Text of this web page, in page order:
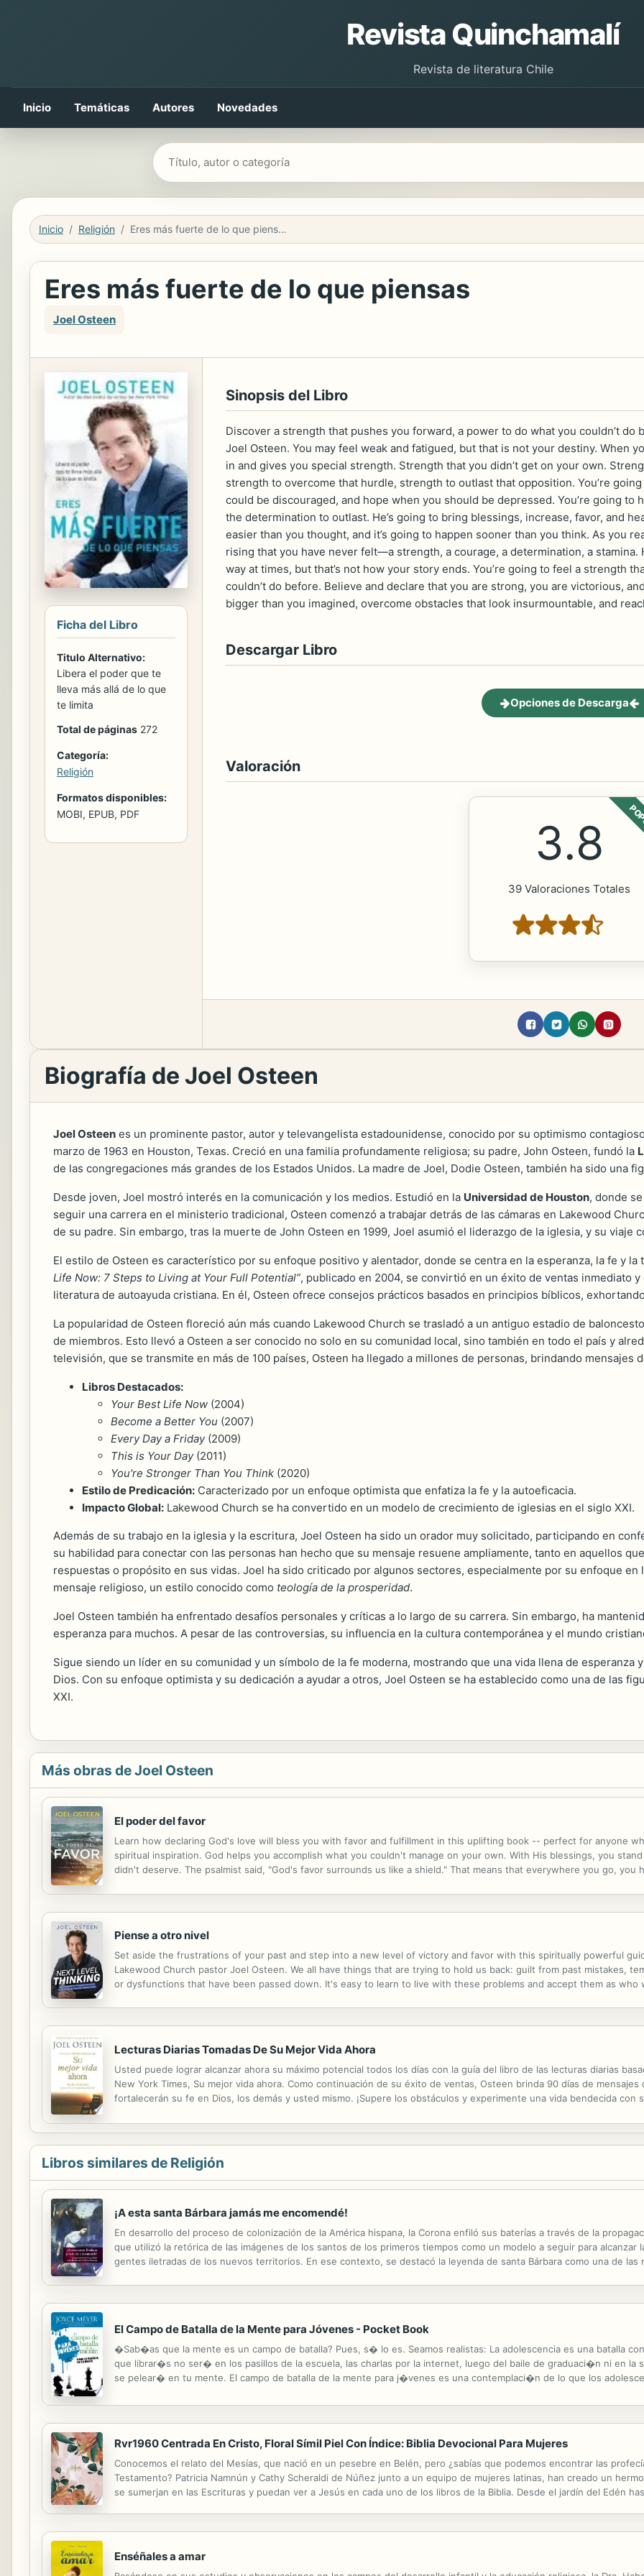
Revista Quinchamalí
Revista de literatura Chile
Inicio Temáticas Autores Novedades
Buscar libros
Inicio Religión Eres más fuerte de lo que piensas
Eres más fuerte de lo que piensas
Joel Osteen
Ficha del Libro
Titulo Alternativo:
Libera el poder que te
lleva más allá de lo que
te limita
Total de páginas 272
Categoría:
Religión
Formatos disponibles:
MOBI, EPUB, PDF
Sinopsis del Libro
Discover a strength that pushes you forward, a power to do what you couldn’t
Joel Osteen. You may feel weak and fatigued, but that is not your destiny. When
in and gives you special strength. Strength that you didn’t get on your own.
strength to overcome that hurdle, strength to outlast that opposition. You’re
could be discouraged, and hope when you should be depressed. You’re going
the determination to outlast. He’s going to bring blessings, increase, favor, and
easier than you thought, and it’s going to happen sooner than you think. As you
rising that you have never felt—a strength, a courage, a determination, a stamina.
way at times, but that’s not how your story ends. You’re going to feel a strength
couldn’t do before. ​Believe and declare that you are strong, you are victorious,
bigger than you imagined, overcome obstacles that look insurmountable, and
Descargar Libro
Opciones de Descarga
Valoración
3.8
39 Valoraciones Totales
Biografía de Joel Osteen
Joel Osteen es un prominente pastor, autor y televangelista estadounidense, conocido por su optimismo
marzo de 1963 en Houston, Texas. Creció en una familia profundamente religiosa; su padre, John Osteen, fundó la
de las congregaciones más grandes de los Estados Unidos. La madre de Joel, Dodie Osteen, también ha sido una
Desde joven, Joel mostró interés en la comunicación y los medios. Estudió en la Universidad de Houston, donde
seguir una carrera en el ministerio tradicional, Osteen comenzó a trabajar detrás de las cámaras en Lakewood
de su padre. Sin embargo, tras la muerte de John Osteen en 1999, Joel asumió el liderazgo de la iglesia, y su viaje
El estilo de Osteen es característico por su enfoque positivo y alentador, donde se centra en la esperanza, la fe y
Life Now: 7 Steps to Living at Your Full Potential”, publicado en 2004, se convirtió en un éxito de ventas inmediato
literatura de autoayuda cristiana. En él, Osteen ofrece consejos prácticos basados en principios bíblicos,
La popularidad de Osteen floreció aún más cuando Lakewood Church se trasladó a un antiguo estadio de
de miembros. Esto llevó a Osteen a ser conocido no solo en su comunidad local, sino también en todo el país y
televisión, que se transmite en más de 100 países, Osteen ha llegado a millones de personas, brindando mensajes
Libros Destacados:
Your Best Life Now (2004)
Become a Better You (2007)
Every Day a Friday(2009)
This is Your Day(2011)
You're Stronger Than You Think (2020)
Estilo de Predicación: Caracterizado por un enfoque optimista que enfatiza la fe y la autoeficacia.
Impacto Global: Lakewood Church se ha convertido en un modelo de crecimiento de iglesias en el siglo XXI.
Además de su trabajo en la iglesia y la escritura, Joel Osteen ha sido un orador muy solicitado, participando en
su habilidad para conectar con las personas han hecho que su mensaje resuene ampliamente, tanto en aquellos
respuestas o propósito en sus vidas. Joel ha sido criticado por algunos sectores, especialmente por su enfoque
mensaje religioso, un estilo conocido como teología de la prosperidad.
Joel Osteen también ha enfrentado desafíos personales y críticas a lo largo de su carrera. Sin embargo, ha
esperanza para muchos. A pesar de las controversias, su influencia en la cultura contemporánea y el mundo
Sigue siendo un líder en su comunidad y un símbolo de la fe moderna, mostrando que una vida llena de esperanza
Dios. Con su enfoque optimista y su dedicación a ayudar a otros, Joel Osteen se ha establecido como una de las
XXI.
Más obras de Joel Osteen
El poder del favor
Learn how declaring God's love will bless you with favor and fulfillment in this uplifting book -- perfect for anyone
spiritual inspiration. God helps you accomplish what you couldn't manage on your own. With His blessings, you
didn't deserve. The psalmist said, "God's favor surrounds us like a shield." That means that everywhere you go, you
Piense a otro nivel
Set aside the frustrations of your past and step into a new level of victory and favor with this spiritually powerful
Lakewood Church pastor Joel Osteen. We all have things that are trying to hold us back: guilt from past mistakes,
or dysfunctions that have been passed down. It's easy to learn to live with these problems and accept them as who
Lecturas Diarias Tomadas De Su Mejor Vida Ahora
Usted puede lograr alcanzar ahora su máximo potencial todos los días con la guía del libro de las lecturas diarias
New York Times, Su mejor vida ahora. Como continuación de su éxito de ventas, Osteen brinda 90 días de
fortalecerán su fe en Dios, los demás y usted mismo. ¡Supere los obstáculos y experimente una vida bendecida con
Libros similares de Religión
¡A esta santa Bárbara jamás me encomendé!
En desarrollo del proceso de colonización de la América hispana, la Corona enfiló sus baterías a través de la
que utilizó la retórica de las imágenes de los santos de los primeros tiempos como un modelo a seguir para alcanzar
gentes iletradas de los nuevos territorios. En ese contexto, se destacó la leyenda de santa Bárbara como una de las
El Campo de Batalla de la Mente para Jóvenes - Pocket Book
�Sab�as que la mente es un campo de batalla? Pues, s� lo es. Seamos realistas: La adolescencia es una batalla
que librar�s no ser� en los pasillos de la escuela, las charlas por la internet, luego del baile de graduaci�n ni en la
se pelear� en tu mente. El campo de batalla de la mente para j�venes es una contemplaci�n de lo que los
Rvr1960 Centrada En Cristo, Floral Símil Piel Con Índice: Biblia Devocional Para Mujeres
Conocemos el relato del Mesías, que nació en un pesebre en Belén, pero ¿sabías que podemos encontrar las
Testamento? Patricia Namnún y Cathy Scheraldi de Núñez junto a un equipo de mujeres latinas, han creado un
se sumerjan en las Escrituras y puedan ver a Jesús en cada uno de los libros de la Biblia. Desde el jardín del Edén
Enséñales a amar